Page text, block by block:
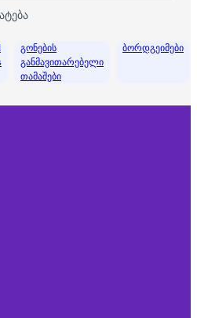
გონების
განმავითარებელი
თამაშები
ბორდგეიმები